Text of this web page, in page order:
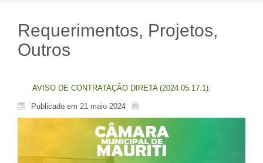
Requerimentos, Projetos,
Outros
AVISO DE CONTRATAÇÃO DIRETA (2024.05.17.1).
Publicado em 21 maio 2024